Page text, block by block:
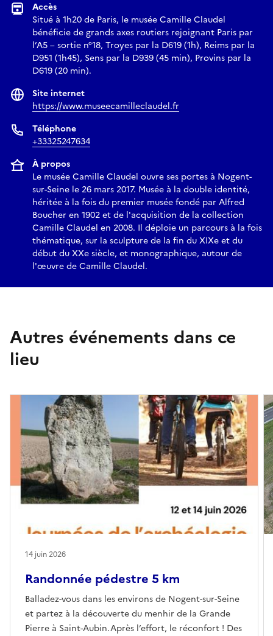
Accès
Situé à 1h20 de Paris, le musée Camille Claudel
bénéficie de grands axes routiers rejoignant Paris par
l’A5 – sortie n°18, Troyes par la D619 (1h), Reims par la
D951 (1h45), Sens par la D939 (45 min), Provins par la
D619 (20 min).
Site internet
https://www.museecamilleclaudel.fr
Téléphone
+33325247634
À propos
Le musée Camille Claudel ouvre ses portes à Nogent-
sur-Seine le 26 mars 2017. Musée à la double identité,
héritée à la fois du premier musée fondé par Alfred
Boucher en 1902 et de l'acquisition de la collection
Camille Claudel en 2008. Il déploie un parcours à la fois
thématique, sur la sculpture de la fin du XIXe et du
début du XXe siècle, et monographique, autour de
l'œuvre de Camille Claudel.
Autres événements dans ce
lieu
Randonnée pédestre 5 km
Balladez-vous dans les environs de Nogent-sur-Seine
et partez à la découverte du menhir de la Grande
Pierre à Saint-Aubin.Après l’effort, le réconfort ! Des
14 juin 2026